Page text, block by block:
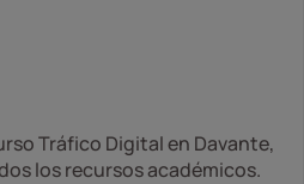
Tráfico Digital en Davante,
los recursos académicos.